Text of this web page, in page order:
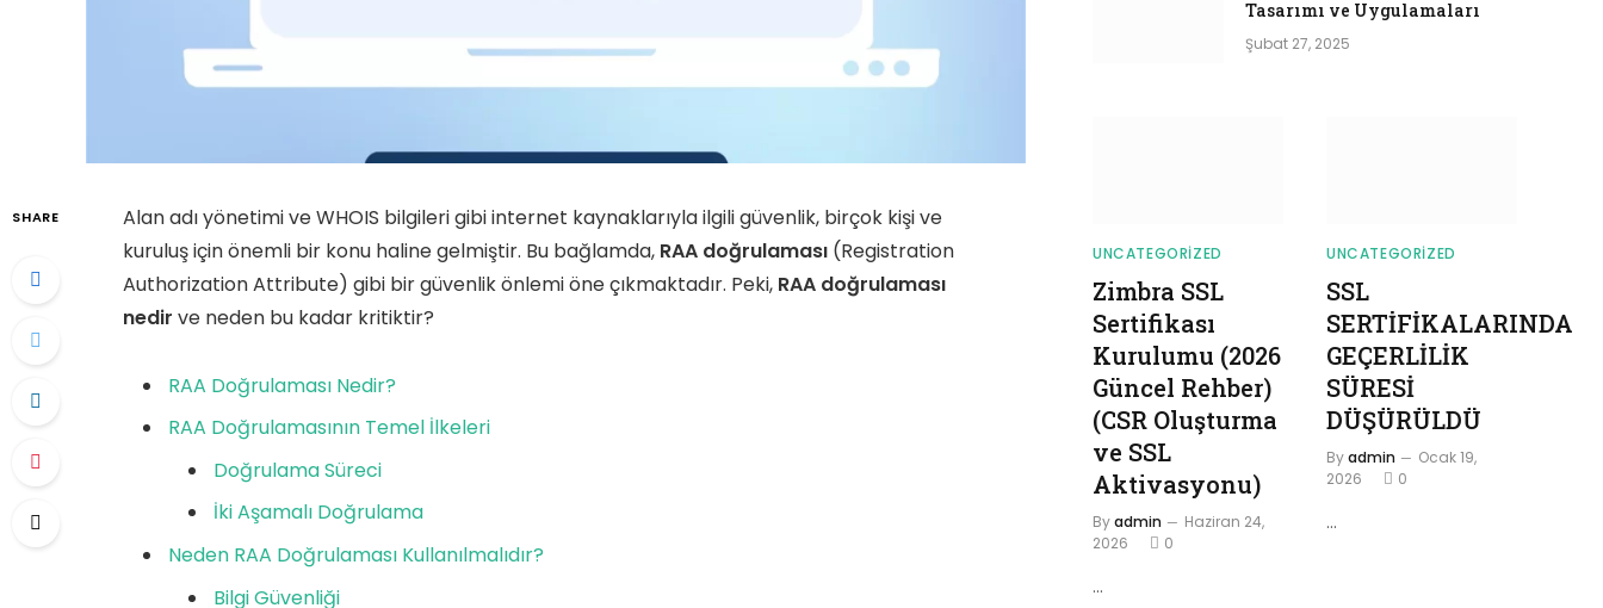
SHARE
Alan adı yönetimi ve WHOIS bilgileri gibi internet kaynaklarıyla ilgili güvenlik, birçok kişi ve
kuruluş için önemli bir konu haline gelmiştir. Bu bağlamda, RAA doğrulaması (Registration
Authorization Attribute) gibi bir güvenlik önlemi öne çıkmaktadır. Peki, RAA doğrulaması
nedir ve neden bu kadar kritiktir?
RAA Doğrulaması Nedir?
RAA Doğrulamasının Temel İlkeleri
Doğrulama Süreci
İki Aşamalı Doğrulama
Neden RAA Doğrulaması Kullanılmalıdır?
Bilgi Güvenliği
Tasarımı ve Uygulamaları
Şubat 27, 2025
UNCATEGORIZED
Zimbra SSL
Sertifikası
Kurulumu (2026
Güncel Rehber)
(CSR Oluşturma
ve SSL
Aktivasyonu)
Byadmin
Haziran 24,
2026
0
…
UNCATEGORIZED
SSL
SERTİFİKALARINDA
GEÇERLİLİK
SÜRESİ
DÜŞÜRÜLDÜ
Byadmin
Ocak 19,
2026
0
…